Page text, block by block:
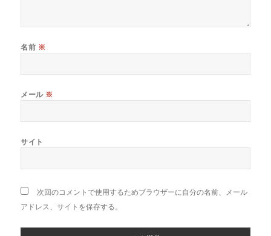
名前 ※
メール ※
サイト
次回のコメントで使用するためブラウザーに自分の名前、メール
アドレス、サイトを保存する。